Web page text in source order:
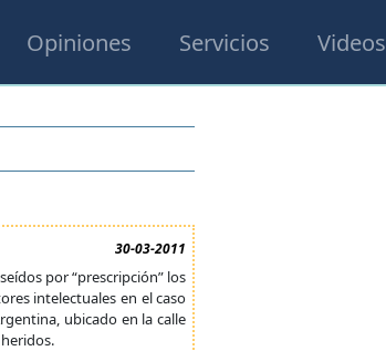
Opiniones Servicios Videos
30-03-2011
por “prescripción” los
intelectuales en el caso
ubicado en la calle